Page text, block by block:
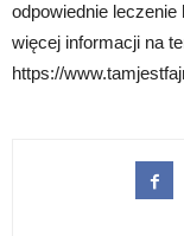
odpowiednie
więcej informacji na
https://